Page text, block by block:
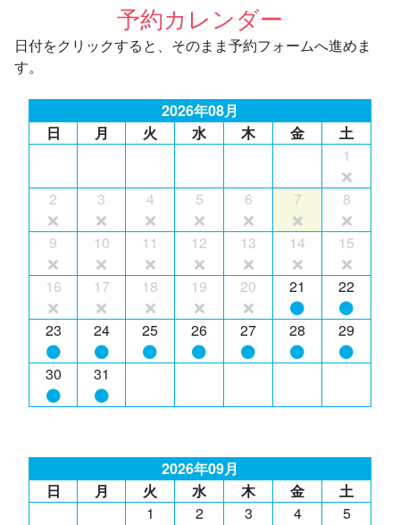
予約カレンダー
日付をクリックすると、そのまま予約フォームへ進めま
す。
2026年08月
日
月 火 水 木 金
土
1
2 3 4 5 6 7 8
9 10 11 12 13 14 15
16 17 18 19 20 21 22
23 24 25 26 27 28 29
30 31
2026年09月
日
月 火 水 木 金
土
1
2 3 4 5